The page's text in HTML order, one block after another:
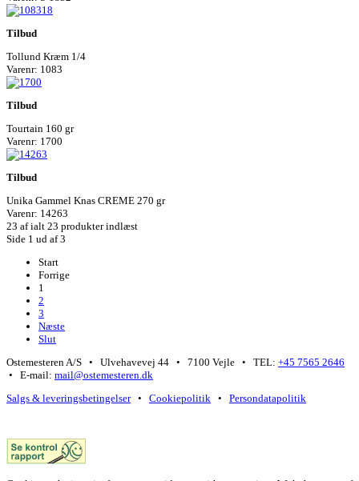
Tilbud
Tollund Kræm 1/4
Varenr: 1083
Tilbud
Tourtain 160 gr
Varenr: 1700
Tilbud
Unika Gammel Knas CREME 270 gr
Varenr: 14263
23 af ialt 23 produkter indlæst
Side 1 ud af 3
Start
Forrige
1
2
3
Næste
Slut
Ostemesteren A/S • Ulvehavevej 44 • 7100 Vejle • TEL: +45 7565 2646
• E-mail: mail@ostemesteren.dk
Salgs & leveringsbetingelser• Cookiepolitik • Persondatapolitik